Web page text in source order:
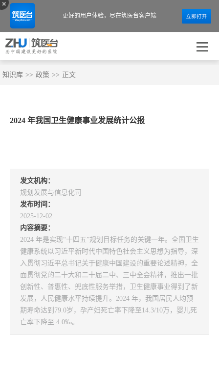
知识库 >> 政策 >> 正文
2024 年我国卫生健康事业发展统计公报
发文机构：
规划发展与信息化司
发布时间：
2025-12-02
内容摘要：
2024 年是实现“十四五”规划目标任务的关键一年。全国卫生
健康系统以习近平新时代中国特色社会主义思想为指导，深
入贯彻习近平总书记关于健康中国建设的重要论述精神，全
面贯彻党的二十大和二十届二中、三中全会精神，推出一批
创新性、普惠性、兜底性服务举措，卫生健康事业得到了新
发展，人民健康水平持续提升。2024 年，我国居民人均预
期寿命达到79.0岁，孕产妇死亡率下降至14.3/10万，婴儿死
亡率下降至 4.0‰。
更好的用户体验， 尽在筑医台客户端